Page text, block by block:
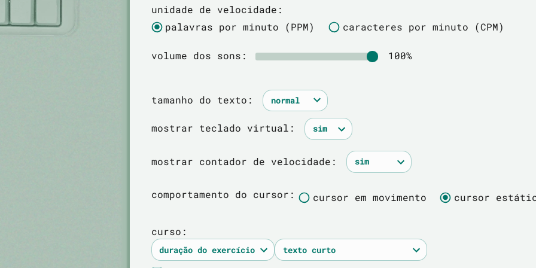
unidade de velocidade:
palavras por minuto (PPM)
caracteres por minuto (CPM)
volume dos sons: 100%
tamanho do texto:
mostrar teclado virtual:
mostrar contador de velocidade:
comportamento do cursor: cursor em movimento cursor
curso: